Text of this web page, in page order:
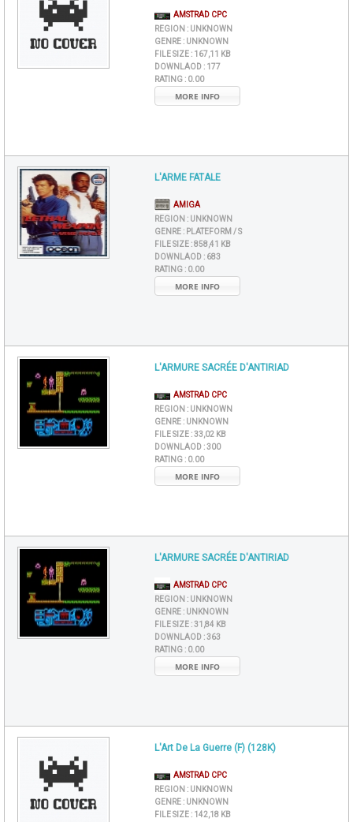
AMSTRAD CPC
REGION : UNKNOWN
GENRE : UNKNOWN
FILE SIZE : 167,11 KB
DOWNLAOD : 177
RATING : 0.00
MORE INFO
L'ARME FATALE
AMIGA
REGION : UNKNOWN
GENRE : PLATEFORM / S
FILE SIZE :858,41 KB
DOWNLAOD : 683
RATING : 0.00
MORE INFO
L'ARMURE SACRÉE D'ANTIRIAD
AMSTRAD CPC
REGION : UNKNOWN
GENRE : UNKNOWN
FILE SIZE :33,02 KB
DOWNLAOD :300
RATING : 0.00
MORE INFO
L'ARMURE SACRÉE D'ANTIRIAD
AMSTRAD CPC
REGION : UNKNOWN
GENRE : UNKNOWN
FILE SIZE :31,84 KB
DOWNLAOD :363
RATING : 0.00
MORE INFO
L'Art De La Guerre (F) (128K)
AMSTRAD CPC
REGION : UNKNOWN
GENRE : UNKNOWN
FILE SIZE : 142,18 KB